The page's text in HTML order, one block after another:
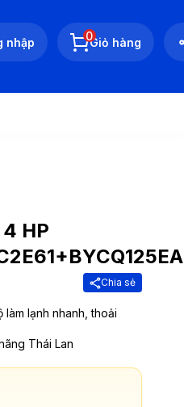
nhập 0Giỏ hàng
HP
Chia sẻ
lạnh nhanh, thoải
Thái Lan